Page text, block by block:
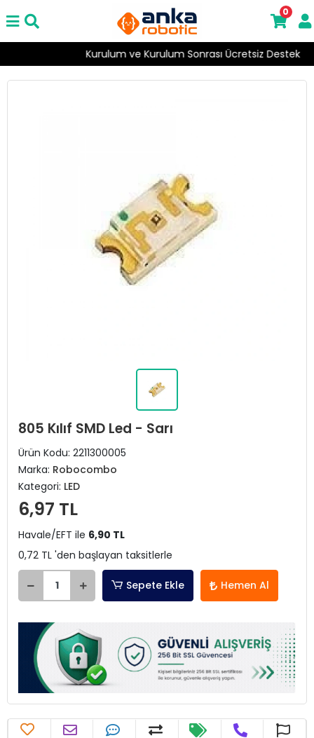
Kurulum ve Kurulum Sonrası Ücretsiz Destek
0
805 Kılıf SMD Led - Sarı
Ürün Kodu: 2211300005
Marka: Robocombo
Kategori: LED
6,97 TL
Havale/EFT ile 6,90 TL
0,72 TL 'den başlayan taksitlerle
Sepete Ekle Hemen Al